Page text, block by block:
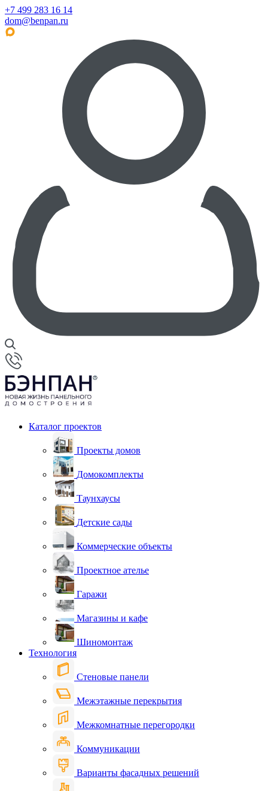
+7 499 283 16 14
dom@benpan.ru
Каталог проектов
Проекты домов
Домокомплекты
Таунхаусы
Детские сады
Коммерческие объекты
Проектное ателье
Гаражи
Магазины и кафе
Шиномонтаж
Технология
Стеновые панели
Межэтажные перекрытия
Межкомнатные перегородки
Коммуникации
Варианты фасадных решений